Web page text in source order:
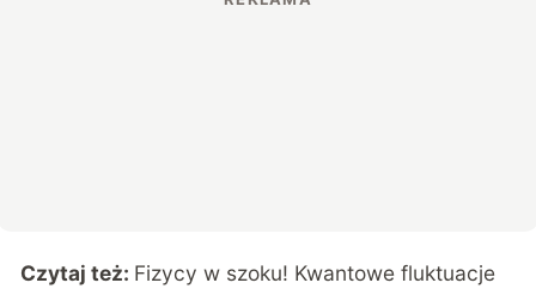
Czytaj też: Fizycy w szoku! Kwantowe fluktuacje